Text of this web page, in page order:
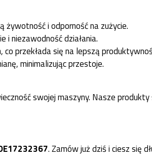
żywotność i odporność na zużycie.
i niezawodność działania.
przekłada się na lepszą
minimalizując przestoje.
swojej maszyny. Nasze
. Zamów już dziś i ciesz się